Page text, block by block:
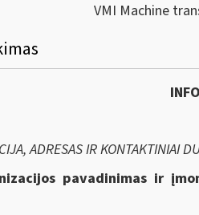
VMI Machine
ADRESAS IR KONTAKTINIAI
pavadinimas ir